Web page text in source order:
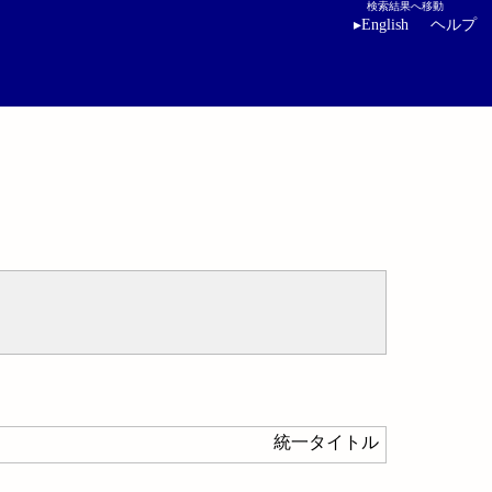
検索結果へ移動
▸English ヘルプ
統一タイトル